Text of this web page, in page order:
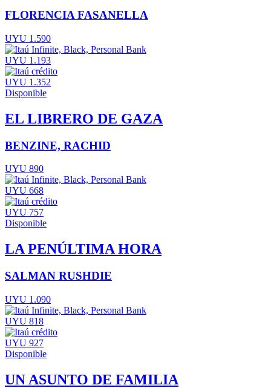
FLORENCIA FASANELLA
UYU 1.590
UYU 1.193
UYU 1.352
Disponible
EL LIBRERO DE GAZA
BENZINE, RACHID
UYU 890
UYU 668
UYU 757
Disponible
LA PENÚLTIMA HORA
SALMAN RUSHDIE
UYU 1.090
UYU 818
UYU 927
Disponible
UN ASUNTO DE FAMILIA